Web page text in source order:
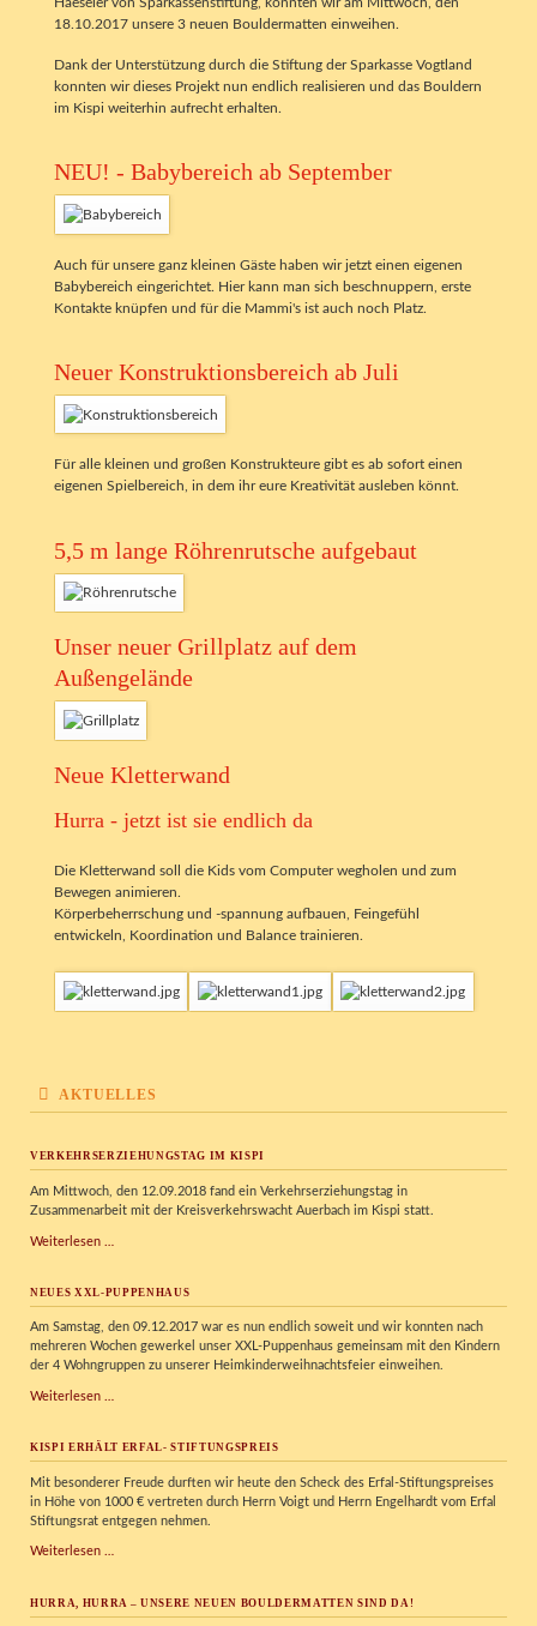
18.10.2017 unsere 3 neuen Bouldermatten einweihen.
Dank der Unterstützung durch die Stiftung der Sparkasse Vogtland
konnten wir dieses Projekt nun endlich realisieren und das Bouldern
im Kispi weiterhin aufrecht erhalten.
NEU! - Babybereich ab September
Auch für unsere ganz kleinen Gäste haben wir jetzt einen eigenen
Babybereich eingerichtet. Hier kann man sich beschnuppern, erste
Kontakte knüpfen und für die Mammi's ist auch noch Platz.
Neuer Konstruktionsbereich ab Juli
Für alle kleinen und großen Konstrukteure gibt es ab sofort einen
eigenen Spielbereich, in dem ihr eure Kreativität ausleben könnt.
5,5 m lange Röhrenrutsche aufgebaut
Unser neuer Grillplatz auf dem
Außengelände
Neue Kletterwand
Hurra - jetzt ist sie endlich da
Die Kletterwand soll die Kids vom Computer wegholen und zum
Bewegen animieren.
Körperbeherrschung und -spannung aufbauen, Feingefühl
entwickeln, Koordination und Balance trainieren.
AKTUELLES
VERKEHRSERZIEHUNGSTAG IM KISPI
Am Mittwoch, den 12.09.2018 fand ein Verkehrserziehungstag in
Zusammenarbeit mit der Kreisverkehrswacht Auerbach im Kispi statt.
Weiterlesen …
NEUES XXL-PUPPENHAUS
Am Samstag, den 09.12.2017 war es nun endlich soweit und wir konnten nach
mehreren Wochen gewerkel unser XXL-Puppenhaus gemeinsam mit den Kindern
der 4 Wohngruppen zu unserer Heimkinderweihnachtsfeier einweihen.
Weiterlesen …
KISPI ERHÄLT ERFAL- STIFTUNGSPREIS
Mit besonderer Freude durften wir heute den Scheck des Erfal-Stiftungspreises
in Höhe von 1000 € vertreten durch Herrn Voigt und Herrn Engelhardt vom Erfal
Stiftungsrat entgegen nehmen.
Weiterlesen …
Stiftungspreis
HURRA, HURRA – UNSERE NEUEN BOULDERMATTEN SIND DA!